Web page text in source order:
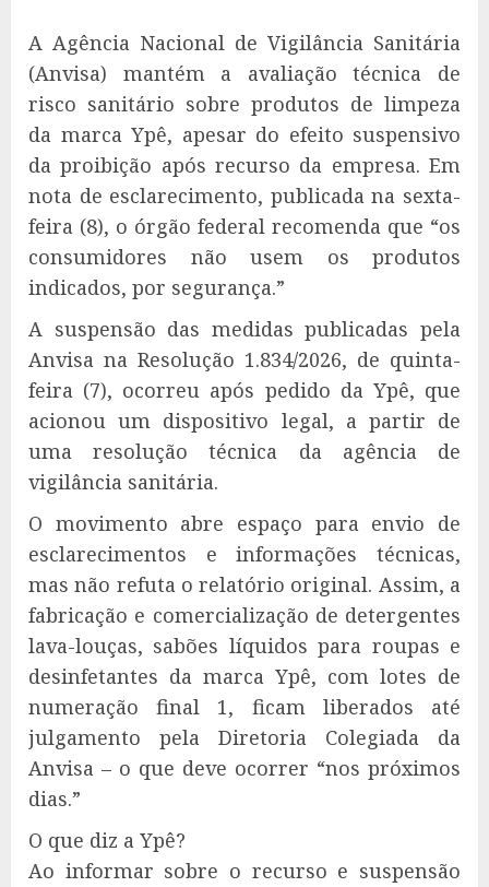
A Agência Nacional de Vigilância Sanitária
(Anvisa) mantém a avaliação técnica de
risco sanitário sobre produtos de limpeza
da marca Ypê, apesar do efeito suspensivo
da proibição após recurso da empresa. Em
nota de esclarecimento, publicada na sexta-
feira (8), o órgão federal recomenda que “os
consumidores não usem os produtos
indicados, por segurança.”
A suspensão das medidas publicadas pela
Anvisa na Resolução 1.834/2026, de quinta-
feira (7), ocorreu após pedido da Ypê, que
acionou um dispositivo legal, a partir de
uma resolução técnica da agência de
vigilância sanitária.
O movimento abre espaço para envio de
esclarecimentos e informações técnicas,
mas não refuta o relatório original. Assim, a
fabricação e comercialização de detergentes
lava-louças, sabões líquidos para roupas e
desinfetantes da marca Ypê, com lotes de
numeração final 1, ficam liberados até
julgamento pela Diretoria Colegiada da
Anvisa – o que deve ocorrer “nos próximos
dias.”
O que diz a Ypê?
Ao informar sobre o recurso e suspensão